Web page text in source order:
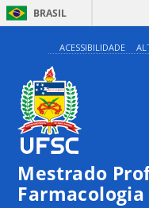
BRASIL
ACESSIBILIDADE
Mestrado
Farmacologia